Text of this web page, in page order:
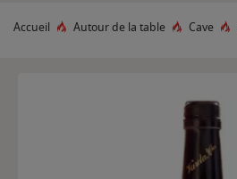
Accueil Autour de la table Cave